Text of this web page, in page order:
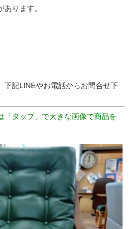
ります。
記LINEやお電話からお問合せ下
「タップ」で大きな画像で商品を